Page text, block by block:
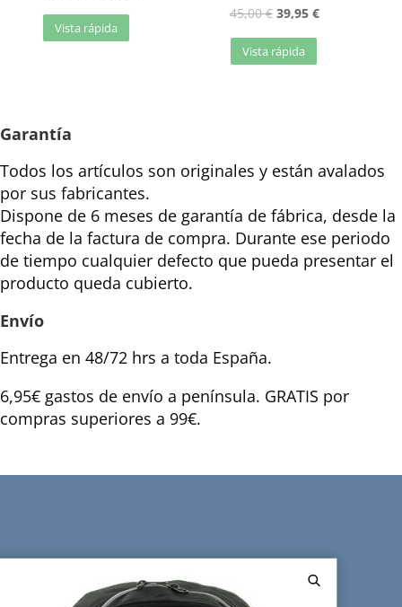
Vista rápida
45,00€ 39,95 €
Vista rápida
Garantía
Todos los artículos son originales y están avalados
por sus fabricantes.
Dispone de 6 meses de garantía de fábrica, desde la
fecha de la factura de compra. Durante ese periodo
de tiempo cualquier defecto que pueda presentar el
producto queda cubierto.
Envío
Entrega en 48/72 hrs a toda España.
6,95€ gastos de envío a península. GRATIS por
compras superiores a 99€.